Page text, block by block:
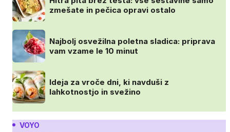
zmešate in pečica opravi ostalo
Najbolj osvežilna poletna sladica: priprava
vam vzame le 10 minut
Ideja za vroče dni, ki navduši z
lahkotnostjo in svežino
VOYO